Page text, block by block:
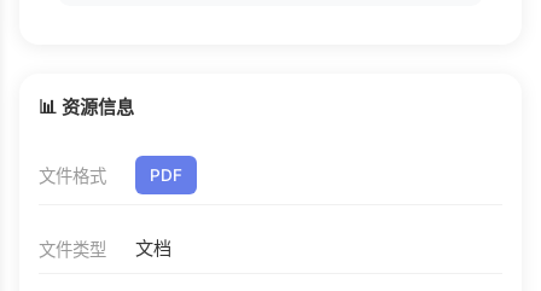
📊 资源信息
文件格式 PDF
文件类型 文档